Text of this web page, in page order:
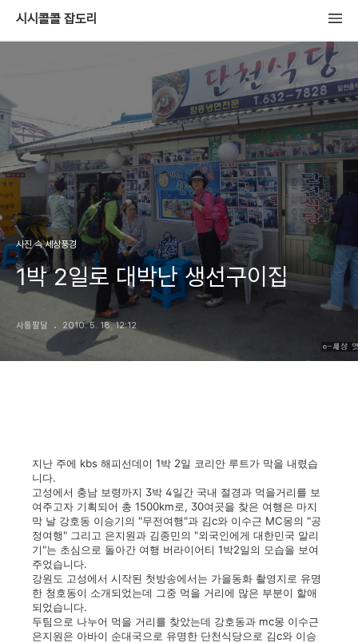
시시콜콜 잡도리
사진 속 세상풍경
1박 2일로 대박난 생선구이집
사통팔달 2010. 5. 18. 12:12
지난 주에 kbs 해피선데이 1박 2일 코리안 루트가 막을 내렸습
니다.
고성에서 충남 보령까지 3박 4일간 국내 절경과 먹을거리를 보
여주고자 기획되어 총 1500km로, 30여곳을 찾은 여행은 마지
막 날 강호동 이승기의 "무전여행"과 김c와 이수근 MC몽의 "공
정여행" 그리고 은지원과 김종민의 "외국인에게 대한민국 알리
기"는 초심으로 돌아간 여행 버라이어티 1박2일의 모습을 보여
주었습니다.
강원도 고성에서 시작된 첫방송에서는 가을동화 촬영지로 유명
한 청호동이 소개되었는데 그중 먹을 거리에 많은 부분이 할애
되었습니다.
두팀으로 나누어 먹을 거리를 찾았는데 강호동과 mc몽 이수근
은지원은 아바이 순대국으로 유명한 단천식당으로 김c와 이승